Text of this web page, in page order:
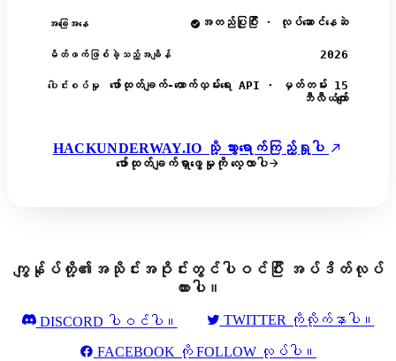
အခြေအနေ အတည်ပြုပြီး · လုပ်ဆောင်နေဆဲ
မိတ်ဖက်ဖြစ်ခဲ့သည့်အချိန် 2026
ပေါင်းစပ်မှု
ဖော်ထုတ်ချက်-ထောက်လှမ်းရေး API · မှတ်တမ်း 15
ဘီလီယံကျော်
HACKUNDERWAY.IO သို့ သွားရောက်ကြည့်ရှုပါ
ဖော်ထုတ်ချက်ရှာဖွေမှုကို လေ့လာပါ
ကျွန်ုပ်တို့၏အသိုင်းအဝိုင်းတွင်ပါဝင်ပြီး အပ်ဒိတ်လုပ်
ထားပါ။
DISCORD ပါဝင်ပါ။ TWITTER ကိုလိုက်နာပါ။
FACEBOOK ကို FOLLOW လုပ်ပါ။